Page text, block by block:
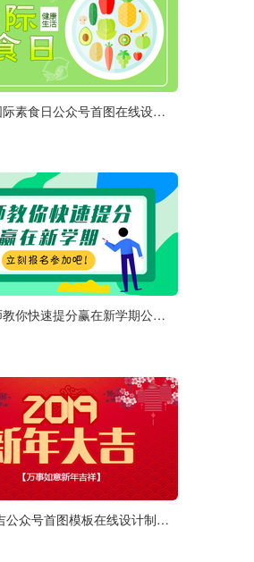
1920px 950px 绿色小清新国际素食日公众号首图在线设计制作生成二维码模板图片
1920px 950px 绿色扁平老师教你快速提分赢在新学期公众号首图在线设计制作生成
1920px 950px 2019新年大吉公众号首图模板在线设计制作生成二维码模板图片